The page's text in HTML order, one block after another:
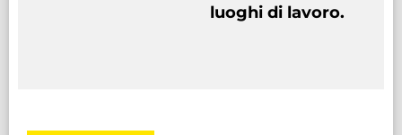
luoghi di lavoro.